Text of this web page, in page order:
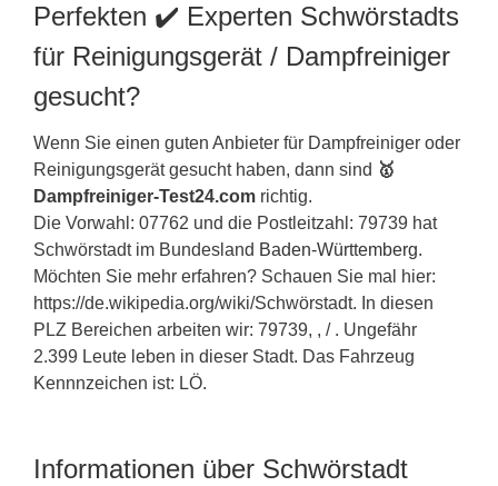
Perfekten ✔️ Experten Schwörstadts
für Reinigungsgerät / Dampfreiniger
gesucht?
Wenn Sie einen guten Anbieter für Dampfreiniger oder
Reinigungsgerät gesucht haben, dann sind 🥇
Dampfreiniger-Test24.com richtig.
Die Vorwahl: 07762 und die Postleitzahl: 79739 hat
Schwörstadt im Bundesland Baden-Württemberg.
Möchten Sie mehr erfahren? Schauen Sie mal hier:
https://de.wikipedia.org/wiki/Schwörstadt. In diesen
PLZ Bereichen arbeiten wir: 79739, , / . Ungefähr
2.399 Leute leben in dieser Stadt. Das Fahrzeug
Kennnzeichen ist: LÖ.
Informationen über Schwörstadt